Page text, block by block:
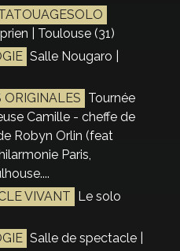
| Toulouse (31)
Salle Nougaro |
ORIGINALES Tournée
Camille - cheffe de
Robyn Orlin (feat
Paris,
VIVANT Le solo
Salle de spectacle |